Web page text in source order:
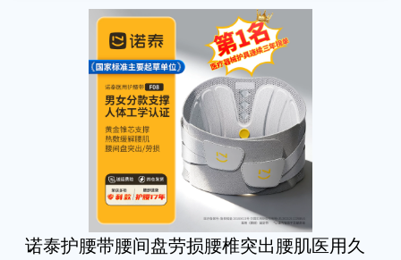
诺泰护腰带腰间盘劳损腰椎突出腰肌医用久